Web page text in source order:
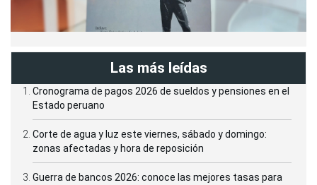
Las más leídas
Cronograma de pagos 2026 de sueldos y pensiones en el
Estado peruano
Corte de agua y luz este viernes, sábado y domingo:
zonas afectadas y hora de reposición
Guerra de bancos 2026: conoce las mejores tasas para